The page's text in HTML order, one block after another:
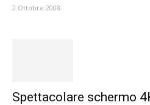
2 Ottobre 2008
Spettacolare schermo